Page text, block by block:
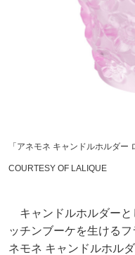
「アネモネ キャンドルホルダ
COURTESY OF LALIQUE
キャンドルホルダーと
ッチンブーケを生ける
ネモネ キャンドルホル